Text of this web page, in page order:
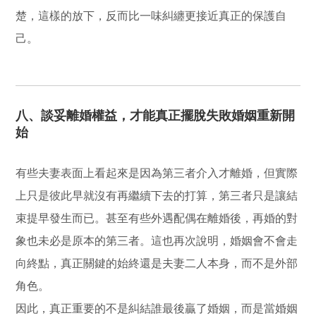
楚，這樣的放下，反而比一味糾纏更接近真正的保護自
己。
八、談妥離婚權益，才能真正擺脫失敗婚姻重新開
始
有些夫妻表面上看起來是因為第三者介入才離婚，但實際
上只是彼此早就沒有再繼續下去的打算，第三者只是讓結
束提早發生而已。甚至有些外遇配偶在離婚後，再婚的對
象也未必是原本的第三者。這也再次說明，婚姻會不會走
向終點，真正關鍵的始終還是夫妻二人本身，而不是外部
角色。
因此，真正重要的不是糾結誰最後贏了婚姻，而是當婚姻